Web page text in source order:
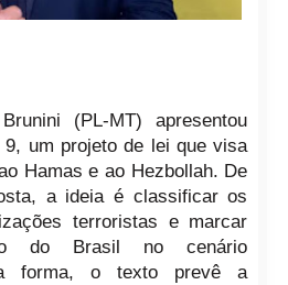
(PL-MT) apresentou
9, um projeto de lei que visa
Hamas e ao Hezbollah. De
a ideia é classificar os
terroristas e marcar
do Brasil no cenário
forma, o texto prevê a